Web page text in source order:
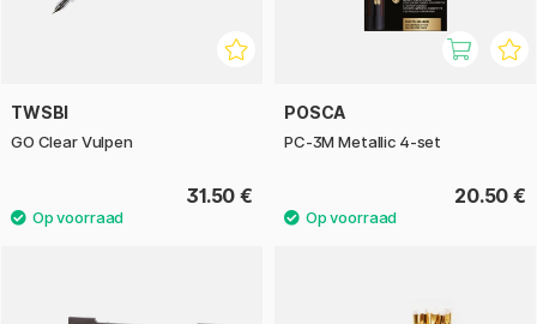
TWSBI
GO Clear Vulpen
31.50 €
POSCA
PC-3M Metallic 4-set
20.50 €